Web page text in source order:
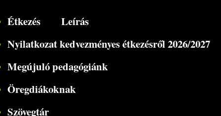
Étkezés
Leírás
Nyilatkozat kedvezményes étkezésről 2026/2027
Megújuló pedagógiánk
Öregdiákoknak
Szövegtár